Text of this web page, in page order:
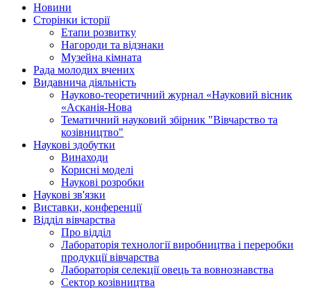
Новини
Сторінки історії
Етапи розвитку
Нагороди та відзнаки
Музейна кімната
Рада молодих вчених
Видавнича діяльність
Науково-теоретичний журнал «Науковий вісник
«Асканія-Нова
Тематичний науковий збірник "Вівчарство та
козівництво"
Наукові здобутки
Винаходи
Корисні моделі
Наукові розробки
Наукові зв'язки
Виставки, конференції
Відділ вівчарства
Про відділ
Лабораторія технології виробництва і переробки
продукції вівчарства
Лабораторія селекції овець та вовнознавства
Сектор козівництва